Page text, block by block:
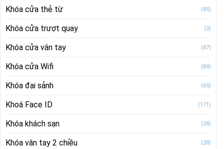
Khóa cửa thẻ từ (85)
Khóa cửa trượt quay (2)
Khóa cửa vân tay (87)
Khóa cửa Wifi (84)
Khóa đại sảnh (65)
Khoá Face ID (171)
Khóa khách sạn (28)
Khóa vân tay 2 chiều (28)